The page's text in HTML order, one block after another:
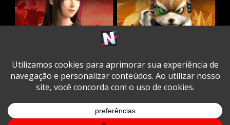
TwitterFacebook
Instagram
YoutubeSpotifyCookie
Policy